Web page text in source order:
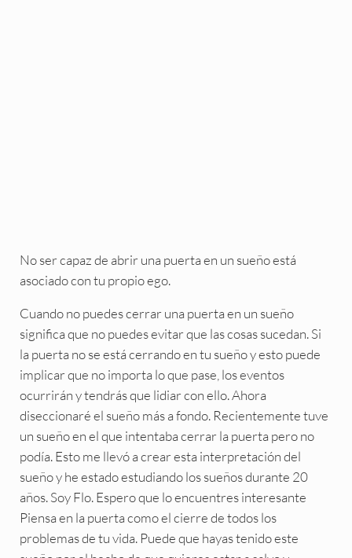
No ser capaz de abrir una puerta en un sueño está
asociado con tu propio ego.
Cuando no puedes cerrar una puerta en un sueño
significa que no puedes evitar que las cosas sucedan. Si
la puerta no se está cerrando en tu sueño y esto puede
implicar que no importa lo que pase, los eventos
ocurrirán y tendrás que lidiar con ello. Ahora
diseccionaré el sueño más a fondo. Recientemente tuve
un sueño en el que intentaba cerrar la puerta pero no
podía. Esto me llevó a crear esta interpretación del
sueño y he estado estudiando los sueños durante 20
años. Soy Flo. Espero que lo encuentres interesante
Piensa en la puerta como el cierre de todos los
problemas de tu vida. Puede que hayas tenido este